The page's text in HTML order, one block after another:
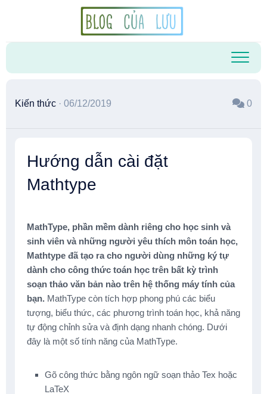
Kiến thức · 06/12/2019 0
Hướng dẫn cài đặt
Mathtype
MathType, phần mềm dành riêng cho học sinh và
sinh viên và những người yêu thích môn toán học,
Mathtype đã tạo ra cho người dùng những ký tự
dành cho công thức toán học trên bất kỳ trình
soạn thảo văn bản nào trên hệ thống máy tính của
bạn. MathType còn tích hợp phong phú các biểu
tượng, biểu thức, các phương trình toán học, khả năng
tự động chỉnh sửa và định dạng nhanh chóng. Dưới
đây là một số tính năng của MathType.
Gõ công thức bằng ngôn ngữ soạn thảo Tex hoặc
LaTeX